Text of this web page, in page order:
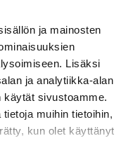
ja mainosten
Lisäksi
ja analytiikka-alan
sivustoamme.
muihin tietoihin,
kun olet käyttänyt
pyörällä Pyhäjärvi
kevyt, 1min